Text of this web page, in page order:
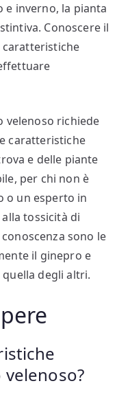
inverno, la pianta
Conoscere il
caratteristiche
velenoso richiede
caratteristiche
e delle piante
per chi non è
o un esperto in
tossicità di
sono le
il ginepro e
degli altri.